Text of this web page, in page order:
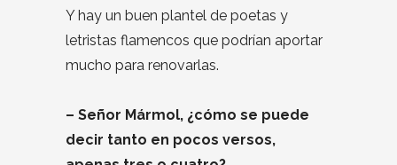
Y hay un buen plantel de poetas y
letristas flamencos que podrían aportar
mucho para renovarlas.
– Señor Mármol, ¿cómo se puede
decir tanto en pocos versos,